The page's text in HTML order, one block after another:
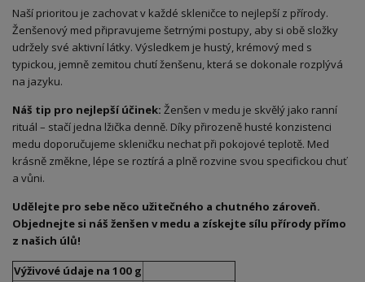
Naší prioritou je zachovat v každé skleničce to nejlepší z přírody.
Ženšenový med připravujeme šetrnými postupy, aby si obě složky
udržely své aktivní látky. Výsledkem je hustý, krémový med s
typickou, jemně zemitou chutí ženšenu, která se dokonale rozplývá
na jazyku.
Náš tip pro nejlepší účinek: Ženšen v medu je skvělý jako ranní
rituál – stačí jedna lžička denně. Díky přirozeně husté konzistenci
medu doporučujeme skleničku nechat při pokojové teplotě. Med
krásně změkne, lépe se roztírá a plně rozvine svou specifickou chuť
a vůni.
Udělejte pro sebe něco užitečného a chutného zároveň.
Objednejte si náš ženšen v medu a získejte sílu přírody přímo
z našich úlů!
Výživové údaje na 100 g